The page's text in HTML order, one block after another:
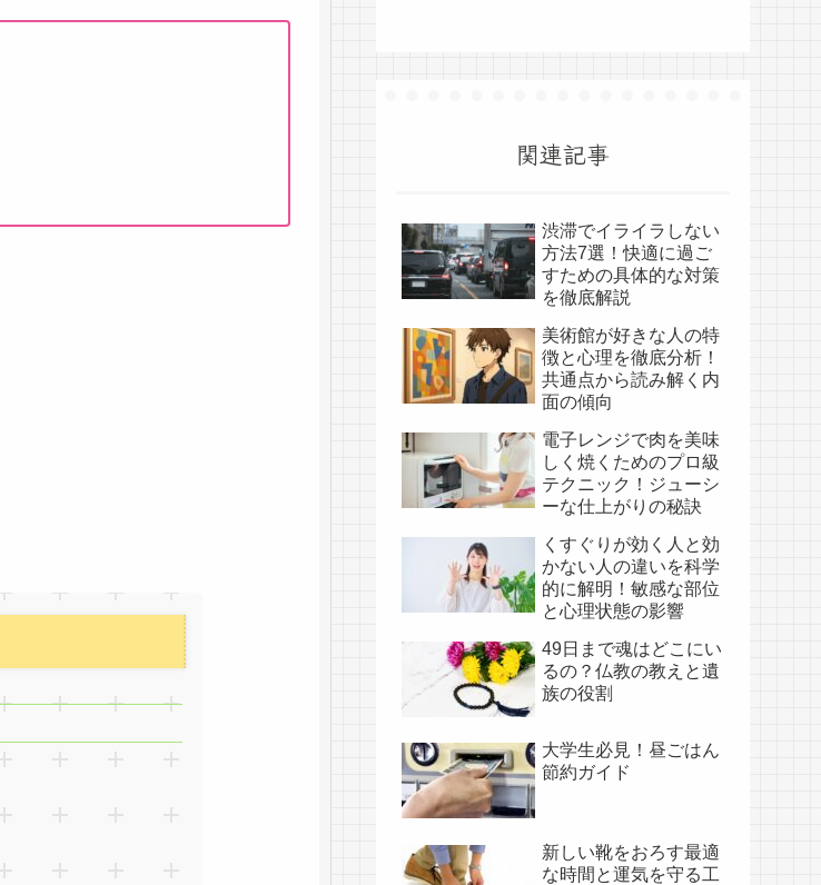
関連記事
渋滞でイライラしない
方法7選！快適に過ご
すための具体的な対策
を徹底解説
美術館が好きな人の特
徴と心理を徹底分析！
共通点から読み解く内
面の傾向
電子レンジで肉を美味
しく焼くためのプロ級
テクニック！ジューシ
ーな仕上がりの秘訣
くすぐりが効く人と効
かない人の違いを科学
的に解明！敏感な部位
と心理状態の影響
49日まで魂はどこにい
るの？仏教の教えと遺
族の役割
大学生必見！昼ごはん
節約ガイド
新しい靴をおろす最適
な時間と運気を守る工